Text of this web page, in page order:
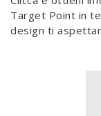
Target Point in
design ti